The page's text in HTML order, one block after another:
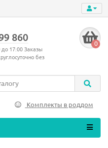
860
до 17:00 Заказы
без
0
Комплекты в роддом